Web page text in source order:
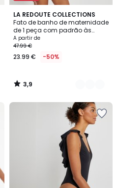
LA REDOUTE COLLECTIONS
Fato de banho de maternidade
de 1 peça com padrão às
riscas
A partir de
47.99 €
23.99 € -50%
3,9
/ 5
2
Cores
3,9
/